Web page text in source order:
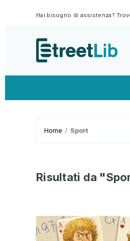
Hai bisogno di assistenza?
Home Sport
Risultati da